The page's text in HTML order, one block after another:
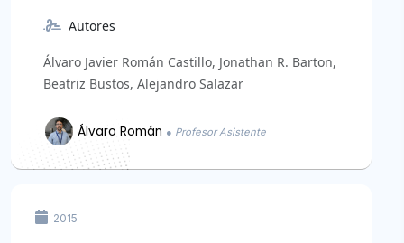
Autores
Álvaro Javier Román Castillo, Jonathan R. Barton,
Beatriz Bustos, Alejandro Salazar
Álvaro Román ● Profesor Asistente
2015